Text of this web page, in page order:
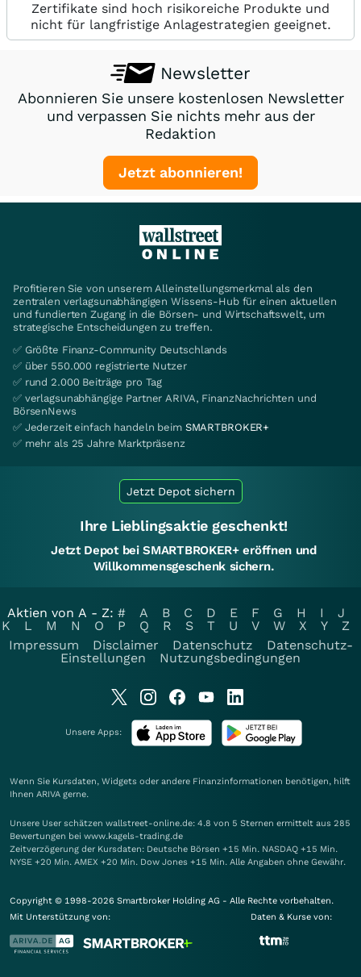
Zertifikate sind hoch risikoreiche Produkte und
nicht für langfristige Anlagestrategien geeignet.
Newsletter
Abonnieren Sie unsere kostenlosen Newsletter
und verpassen Sie nichts mehr aus der
Redaktion
Jetzt abonnieren!
Profitieren Sie von unserem Alleinstellungsmerkmal als den
zentralen verlagsunabhängigen Wissens-Hub für einen aktuellen
und fundierten Zugang in die Börsen- und Wirtschaftswelt, um
strategische Entscheidungen zu treffen.
✅ Größte Finanz-Community Deutschlands
✅ über 550.000 registrierte Nutzer
✅ rund 2.000 Beiträge pro Tag
✅ verlagsunabhängige Partner ARIVA, FinanzNachrichten und
BörsenNews
✅ Jederzeit einfach handeln beim SMARTBROKER+
✅ mehr als 25 Jahre Marktpräsenz
Jetzt Depot sichern
Ihre Lieblingsaktie geschenkt!
Jetzt Depot bei SMARTBROKER+ eröffnen und
Willkommensgeschenk sichern.
Aktien von A - Z: # A B C D E F G H I
J
K
L M N O P Q R S T U V W X Y
Z
Impressum
Disclaimer Datenschutz
Datenschutz-
Einstellungen
Nutzungsbedingungen
Unsere Apps:
Wenn Sie Kursdaten, Widgets oder andere Finanzinformationen benötigen, hilft
Ihnen ARIVA gerne.
Unsere User schätzen wallstreet-online.de: 4.8 von 5 Sternen ermittelt aus 285
Bewertungen bei www.kagels-trading.de
Zeitverzögerung der Kursdaten: Deutsche Börsen +15 Min. NASDAQ +15 Min.
NYSE +20 Min. AMEX +20 Min. Dow Jones +15 Min. Alle Angaben ohne Gewähr.
Copyright © 1998-2026 Smartbroker Holding AG - Alle Rechte vorbehalten.
Mit Unterstützung von:
Daten & Kurse von: